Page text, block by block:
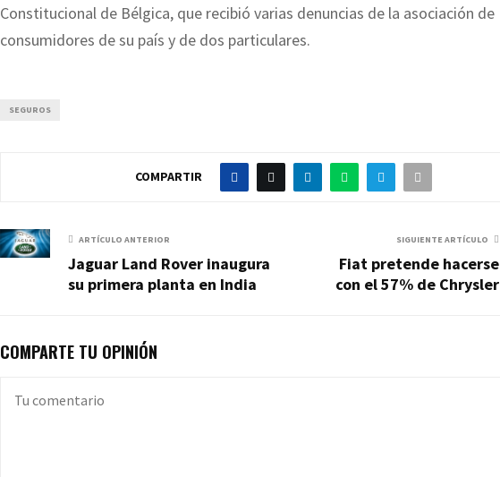
Constitucional de Bélgica, que recibió varias denuncias de la asociación de
consumidores de su país y de dos particulares.
SEGUROS
COMPARTIR
ARTÍCULO ANTERIOR
Jaguar Land Rover inaugura
su primera planta en India
SIGUIENTE ARTÍCULO
Fiat pretende hacerse
con el 57% de Chrysler
COMPARTE TU OPINIÓN